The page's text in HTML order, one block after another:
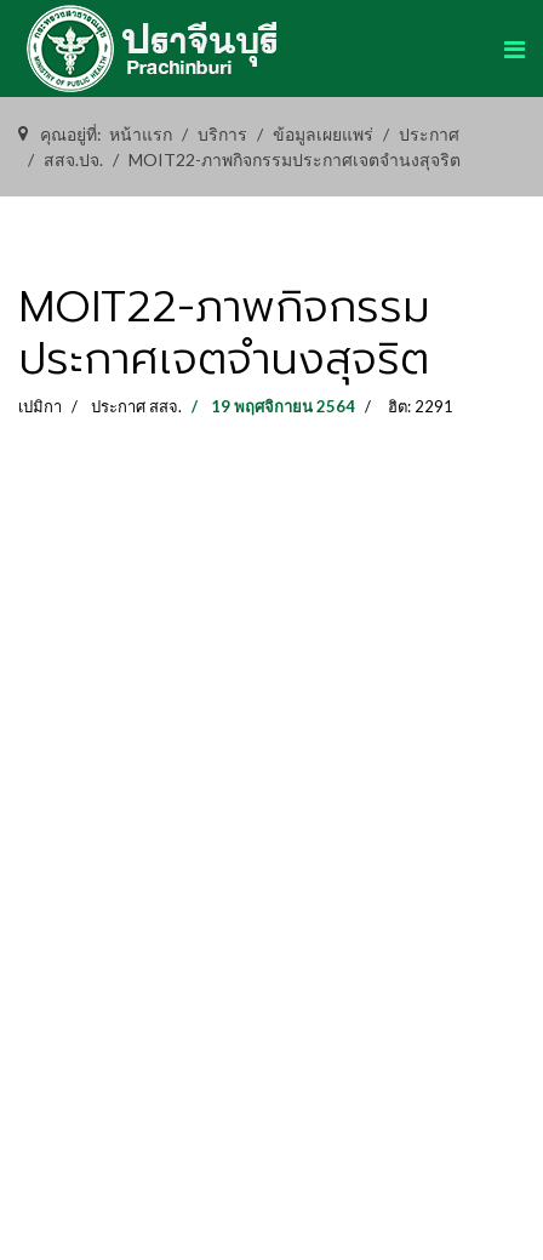
คุณอยู่ที่: หน้าแรก บริการ ข้อมูลเผยแพร่
ประกาศ
สสจ.ปจ.
MOIT22-ภาพกิจกรรมประกาศเจตจำนงสุจริต
MOIT22-ภาพกิจกรรม
ประกาศเจตจำนงสุจริต
เปมิกา ประกาศ สสจ. 19 พฤศจิกายน 2564 ฮิต: 2291